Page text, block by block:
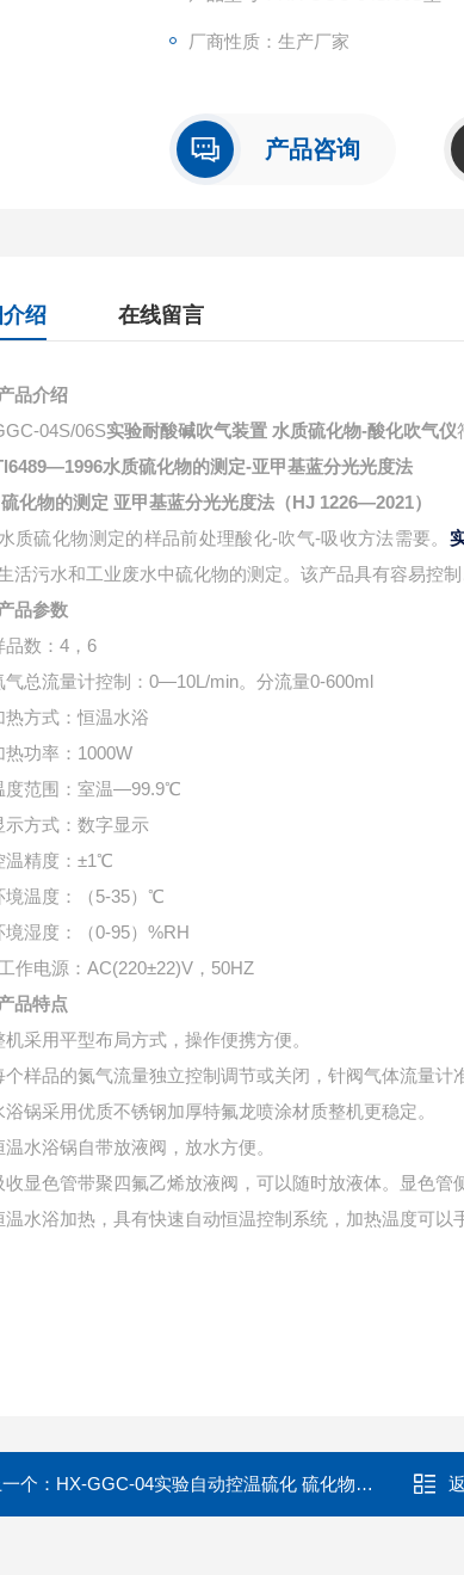
厂商性质：生产厂家
产品咨询
绍 在线留言
品介绍
04S/06S实验耐酸碱吹气装置 水质硫化物-酸化吹气仪
水质硫化物的测定-亚甲基蓝分光光度法
化物的测定 亚甲基蓝分光光度法（HJ 1226—2021）
质硫化物测定的样品前处理酸化-吹气-吸收方法需要。
活污水和工业废水中硫化物的测定。该产品具有容易控制
品参数
品数：4，6
气总流量计控制：0—10L/min。分流量0-600ml
热方式：恒温水浴
热功率：1000W
度范围：室温—99.9℃
示方式：数字显示
温精度：±1℃
境温度：（5-35）℃
境湿度：（0-95）%RH
作电源：AC(220±22)V，50HZ
品特点
机采用平型布局方式，操作便携方便。
个样品的氮气流量独立控制调节或关闭，针阀气体流量计
浴锅采用优质不锈钢加厚特氟龙喷涂材质整机更稳定。
温水浴锅自带放液阀，放水方便。
收显色管带聚四氟乙烯放液阀，可以随时放液体。显色管
温水浴加热，具有快速自动恒温控制系统，加热温度可以
个： HX-GGC-04实验自动控温硫化 硫化物酸化吹气仪